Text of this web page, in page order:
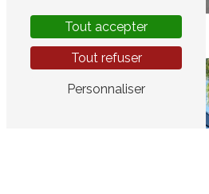
espace de stockage
Tout accepter
Tout refuser
Personnaliser